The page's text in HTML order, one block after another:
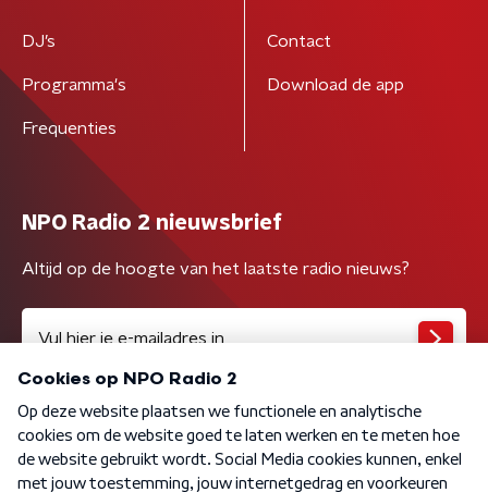
DJ’s
Programma's
Frequenties
Contact
Download de app
NPO Radio 2 nieuwsbrief
Altijd op de hoogte van het laatste radio nieuws?
Algemene voorwaarden